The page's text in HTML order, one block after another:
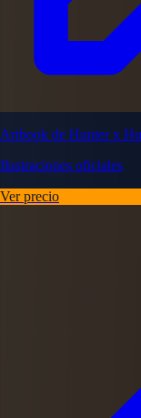
Artbook de Hunter x
Ilustraciones oficiales
Ver precio